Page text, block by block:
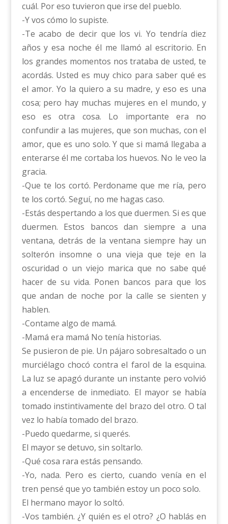
cuál. Por eso tuvieron que irse del pueblo.
-Y vos cómo lo supiste.
-Te acabo de decir que los vi. Yo tendría diez
años y esa noche él me llamó al escritorio. En
los grandes momentos nos trataba de usted, te
acordás. Usted es muy chico para saber qué es
el amor. Yo la quiero a su madre, y eso es una
cosa; pero hay muchas mujeres en el mundo, y
eso es otra cosa. Lo importante era no
confundir a las mujeres, que son muchas, con el
amor, que es uno solo. Y que si mamá llegaba a
enterarse él me cortaba los huevos. No le veo la
gracia.
-Que te los cortó. Perdoname que me ría, pero
te los cortó. Seguí, no me hagas caso.
-Estás despertando a los que duermen. Si es que
duermen. Estos bancos dan siempre a una
ventana, detrás de la ventana siempre hay un
solterón insomne o una vieja que teje en la
oscuridad o un viejo marica que no sabe qué
hacer de su vida. Ponen bancos para que los
que andan de noche por la calle se sienten y
hablen.
-Contame algo de mamá.
-Mamá era mamá No tenía historias.
Se pusieron de pie. Un pájaro sobresaltado o un
murciélago chocó contra el farol de la esquina.
La luz se apagó durante un instante pero volvió
a encenderse de inmediato. El mayor se había
tomado instintivamente del brazo del otro. O tal
vez lo había tomado del brazo.
-Puedo quedarme, si querés.
El mayor se detuvo, sin soltarlo.
-Qué cosa rara estás pensando.
-Yo, nada. Pero es cierto, cuando venía en el
tren pensé que yo también estoy un poco solo.
El hermano mayor lo soltó.
-Vos también. ¿Y quién es el otro? ¿O hablás en